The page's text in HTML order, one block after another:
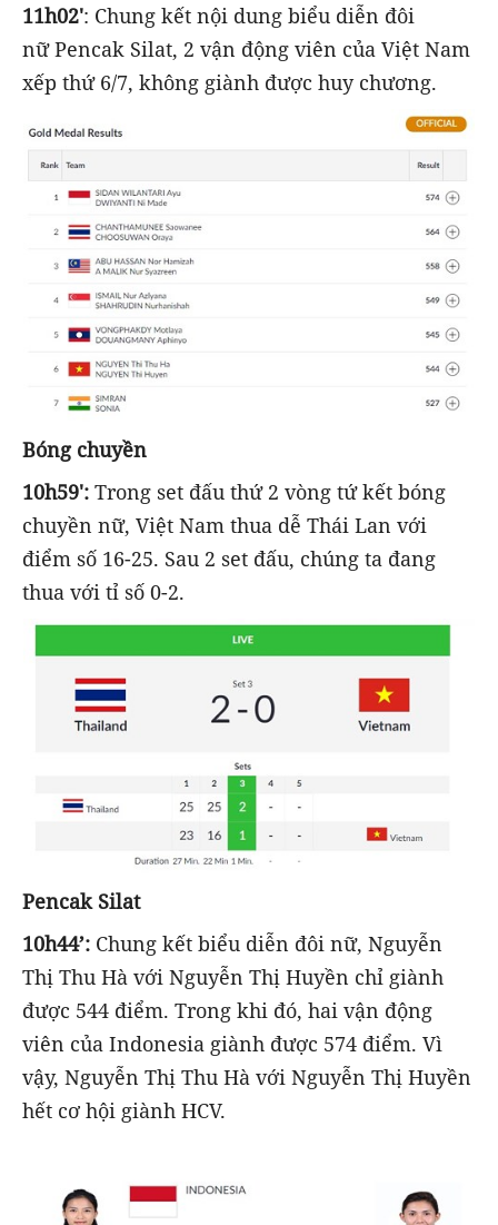
11h02': Chung kết nội dung biểu diễn đôi
nữ Pencak Silat, 2 vận động viên của Việt Nam
xếp thứ 6/7, không giành được huy chương.
Bóng chuyền
10h59': Trong set đấu thứ 2 vòng tứ kết bóng
chuyền nữ, Việt Nam thua dễ Thái Lan với
điểm số 16-25. Sau 2 set đấu, chúng ta đang
thua với tỉ số 0-2.
Pencak Silat
10h44’: Chung kết biểu diễn đôi nữ, Nguyễn
Thị Thu Hà với Nguyễn Thị Huyền chỉ giành
được 544 điểm. Trong khi đó, hai vận động
viên của Indonesia giành được 574 điểm. Vì
vậy, Nguyễn Thị Thu Hà với Nguyễn Thị Huyền
hết cơ hội giành HCV.